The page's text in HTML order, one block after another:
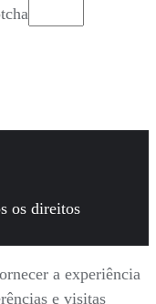
os direitos
a experiência
e visitas